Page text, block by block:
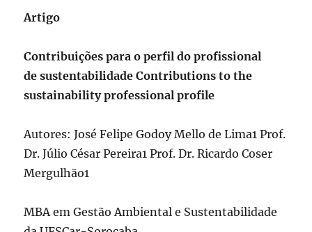
Artigo
Contribuições para o perfil do profissional
de sustentabilidade Contributions to the
sustainability professional profile
Autores: José Felipe Godoy Mello de Lima1 Prof.
Dr. Júlio César Pereira1 Prof. Dr. Ricardo Coser
Mergulhão1
MBA em Gestão Ambiental e Sustentabilidade